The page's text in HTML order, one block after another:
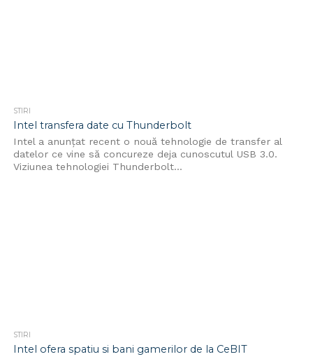
STIRI
Intel transfera date cu Thunderbolt
Intel a anunțat recent o nouă tehnologie de transfer al
datelor ce vine să concureze deja cunoscutul USB 3.0.
Viziunea tehnologiei Thunderbolt...
STIRI
Intel ofera spatiu si bani gamerilor de la CeBIT